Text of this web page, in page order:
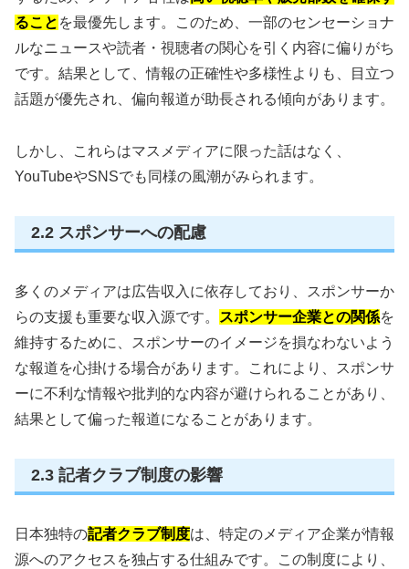
ること を最優先します。このため、一部のセンセーショナ
ルなニュースや読者・視聴者の関心を引く内容に偏りがち
です。結果として、情報の正確性や多様性よりも、目立つ
話題が優先され、偏向報道が助長される傾向があります。
しかし、これらはマスメディアに限った話はなく、
YouTubeやSNSでも同様の風潮がみられます。
2.2 スポンサーへの配慮
多くのメディアは広告収入に依存しており、スポンサーか
らの支援も重要な収入源です。
スポンサー企業との関係を
維持するために、スポンサーのイメージを損なわないよう
な報道を心掛ける場合があります。これにより、スポンサ
ーに不利な情報や批判的な内容が避けられることがあり、
結果として偏った報道になることがあります。
2.3 記者クラブ制度の影響
日本独特の記者クラブ制度は、特定のメディア企業が情報
源へのアクセスを独占する仕組みです。この制度により、